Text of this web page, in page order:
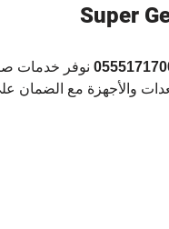
Super
نوفر خدمات
والأجهزة مع الضمان